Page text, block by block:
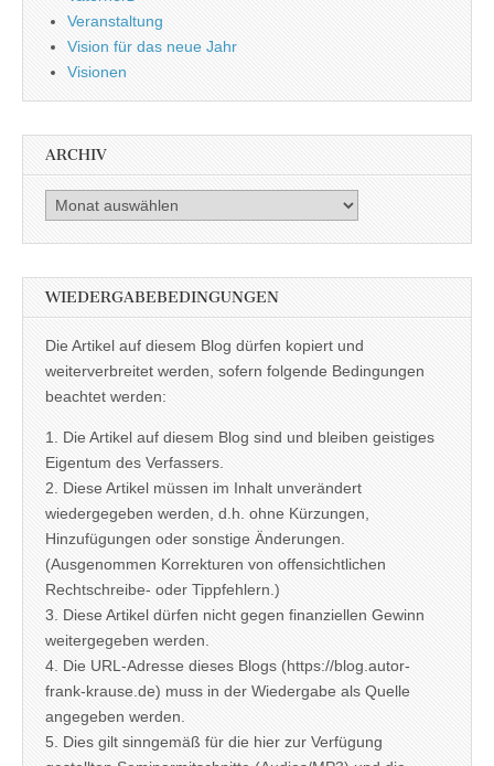
Veranstaltung
Vision für das neue Jahr
Visionen
ARCHIV
Archiv
WIEDERGABEBEDINGUNGEN
Die Artikel auf diesem Blog dürfen kopiert und
weiterverbreitet werden, sofern folgende Bedingungen
beachtet werden:
1. Die Artikel auf diesem Blog sind und bleiben geistiges
Eigentum des Verfassers.
2. Diese Artikel müssen im Inhalt unverändert
wiedergegeben werden, d.h. ohne Kürzungen,
Hinzufügungen oder sonstige Änderungen.
(Ausgenommen Korrekturen von offensichtlichen
Rechtschreibe- oder Tippfehlern.)
3. Diese Artikel dürfen nicht gegen finanziellen Gewinn
weitergegeben werden.
4. Die URL-Adresse dieses Blogs (https://blog.autor-
frank-krause.de) muss in der Wiedergabe als Quelle
angegeben werden.
5. Dies gilt sinngemäß für die hier zur Verfügung